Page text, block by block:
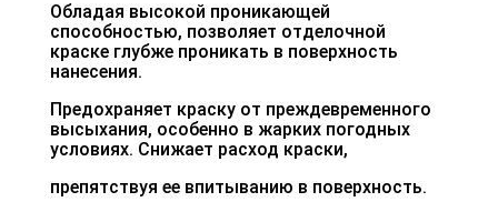
Обладая высокой проникающей
способностью, позволяет отделочной
краске глубже проникать в поверхность
нанесения.
Предохраняет краску от преждевременного
высыхания, особенно в жарких погодных
условиях. Снижает расход краски,
препятствуя ее впитыванию в поверхность.